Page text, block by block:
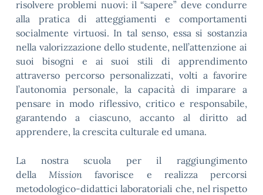
risolvere problemi nuovi: il “sapere” deve condurre
alla pratica di atteggiamenti e comportamenti
socialmente virtuosi. In tal senso, essa si sostanzia
nella valorizzazione dello studente, nell’attenzione ai
suoi bisogni e ai suoi stili di apprendimento
attraverso percorso personalizzati, volti a favorire
l’autonomia personale, la capacità di imparare a
pensare in modo riflessivo, critico e responsabile,
garantendo a ciascuno, accanto al diritto ad
apprendere, la crescita culturale ed umana.
La nostra scuola per il raggiungimento
dellaMissionfavorisce e realizza percorsi
metodologico-didattici laboratoriali che, nel rispetto